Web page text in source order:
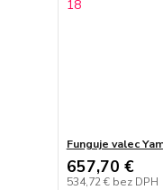
Funguje valec
657,70 €
534,72 € bez DPH